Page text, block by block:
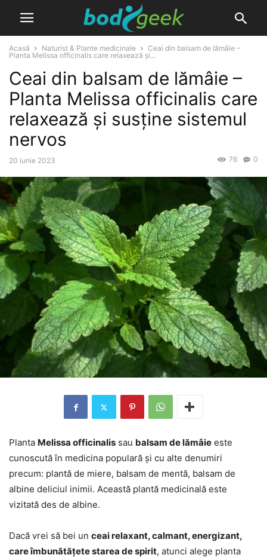
Acasă Naturist & Plante medicinale
Ceai din balsam de lămâie –
Planta Melissa officinalis care relaxează și...
Ceai din balsam de lămâie –
Planta Melissa officinalis care
relaxează și susține sistemul
nervos
20 iunie 2023 0
76
Planta Melissa officinalis sau balsam de lămâie este
cunoscută în medicina populară și cu alte denumiri
precum: plantă de miere, balsam de mentă, balsam de
albine deliciul inimii. Această plantă medicinală este
vizitată des de albine.
Dacă vrei să bei un ceai relaxant, calmant, energizant,
care îmbunătățete starea de spirit, atunci alege planta